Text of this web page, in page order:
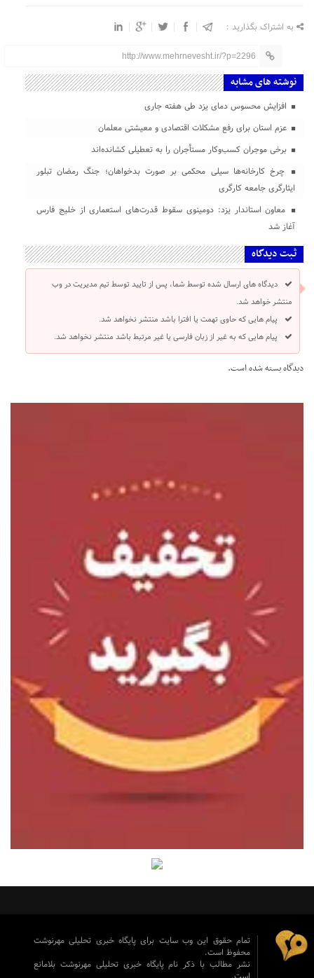
به اشتراک بگذارید :
http://www.mehrnevesht.ir/?p=2296
نوشته های مشابه
افزایش محسوس دمای یزد طی هفته جاری
عزم استان برای رفع مشکلات اقتصادی و معیشتی معلمان
برخی موجران کسب‌وکار مستأجران را به تعطیلی کشانده‌اند
چرخ کارخانه‌ها سیلی محکمی بر صورت بدخواهان؛ جنگ رمضان تبلور
ایثارگری جامعه کارگری
معاون استاندار یزد: دومینوی سقوط قدرت‌های استعماری از خلیج فارس
آغاز شد
ثبت دیدگاه
دیدگاه های ارسال شده توسط شما، پس از تایید توسط تیم مدیریت در وب
منتشر خواهد شد.
پیام هایی که حاوی تهمت یا افترا باشد منتشر نخواهد شد.
پیام هایی که به غیر از زبان فارسی یا غیر مرتبط باشد منتشر نخواهد شد.
دیدگاه بسته شده است.
تمام حقوق این وب سایت برای پایگاه خبری تحلیلی مهرنوشت
محفوظ است.
نشر مطالب با ذکر نام پایگاه خبری تحلیلی مهرنوشت بلامانع